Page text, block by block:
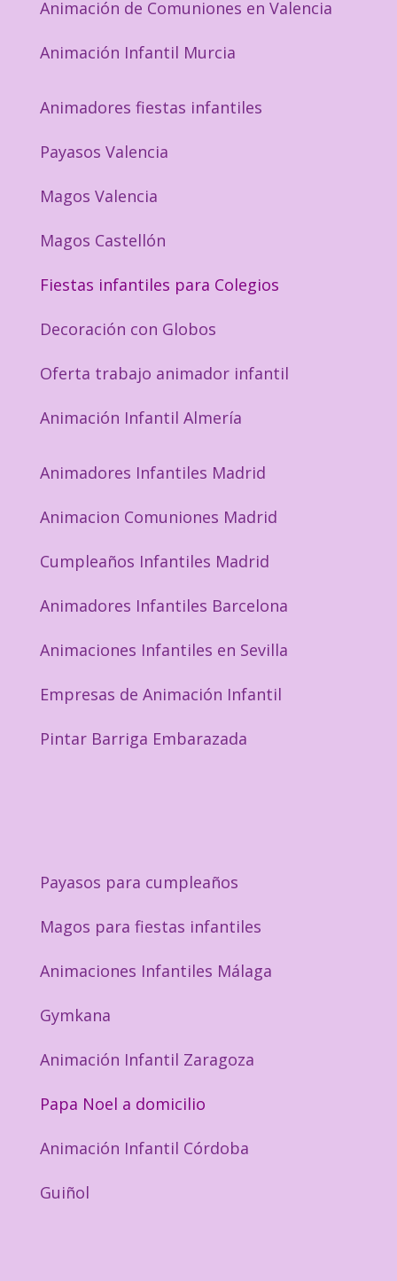
Animación de Comuniones en Valencia
Animación Infantil Murcia
Animadores fiestas infantiles
Payasos Valencia
Magos Valencia
Magos Castellón
Fiestas infantiles para Colegios
Decoración con Globos
Oferta trabajo animador infantil
Animación Infantil Almería
Animadores Infantiles Madrid
Animacion Comuniones Madrid
Cumpleaños Infantiles Madrid
Animadores Infantiles Barcelona
Animaciones Infantiles en Sevilla
Empresas de Animación Infantil
Pintar Barriga Embarazada
Payasos para cumpleaños
Magos para fiestas infantiles
Animaciones Infantiles Málaga
Gymkana
Animación Infantil Zaragoza
Papa Noel a domicilio
Animación Infantil Córdoba
Guiñol